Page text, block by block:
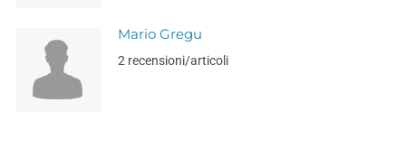
Mario Gregu
2 recensioni/articoli